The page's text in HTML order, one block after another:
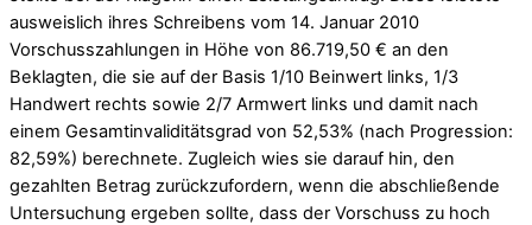
ausweislich ihres Schreibens vom 14. Januar 2010
Vorschusszahlungen in Höhe von 86.719,50 € an den
Beklagten, die sie auf der Basis 1/10 Beinwert links, 1/3
Handwert rechts sowie 2/7 Armwert links und damit nach
einem Gesamtinvaliditätsgrad von 52,53% (nach Progression:
82,59%) berechnete. Zugleich wies sie darauf hin, den
gezahlten Betrag zurückzufordern, wenn die abschließende
Untersuchung ergeben sollte, dass der Vorschuss zu hoch